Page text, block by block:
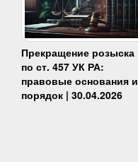
Прекращение розыска
по ст. 457 УК РА:
правовые основания и
порядок | 30.04.2026